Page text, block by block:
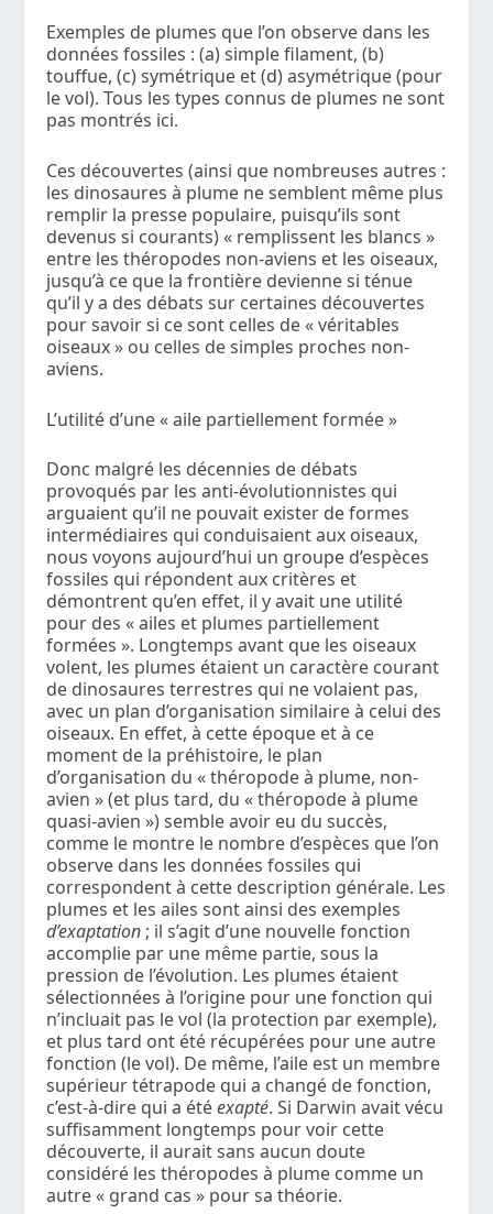
Exemples de plumes que l’on observe dans les
données fossiles : (a) simple filament, (b)
touffue, (c) symétrique et (d) asymétrique (pour
le vol). Tous les types connus de plumes ne sont
pas montrés ici.
Ces découvertes (ainsi que nombreuses autres :
les dinosaures à plume ne semblent même plus
remplir la presse populaire, puisqu’ils sont
devenus si courants) « remplissent les blancs »
entre les théropodes non-aviens et les oiseaux,
jusqu’à ce que la frontière devienne si ténue
qu’il y a des débats sur certaines découvertes
pour savoir si ce sont celles de « véritables
oiseaux » ou celles de simples proches non-
aviens.
L’utilité d’une « aile partiellement formée »
Donc malgré les décennies de débats
provoqués par les anti-évolutionnistes qui
arguaient qu’il ne pouvait exister de formes
intermédiaires qui conduisaient aux oiseaux,
nous voyons aujourd’hui un groupe d’espèces
fossiles qui répondent aux critères et
démontrent qu’en effet, il y avait une utilité
pour des « ailes et plumes partiellement
formées ». Longtemps avant que les oiseaux
volent, les plumes étaient un caractère courant
de dinosaures terrestres qui ne volaient pas,
avec un plan d’organisation similaire à celui des
oiseaux. En effet, à cette époque et à ce
moment de la préhistoire, le plan
d’organisation du « théropode à plume, non-
avien » (et plus tard, du « théropode à plume
quasi-avien ») semble avoir eu du succès,
comme le montre le nombre d’espèces que l’on
observe dans les données fossiles qui
correspondent à cette description générale. Les
plumes et les ailes sont ainsi des exemples
d’exaptation ; il s’agit d’une nouvelle fonction
accomplie par une même partie, sous la
pression de l’évolution. Les plumes étaient
sélectionnées à l’origine pour une fonction qui
n’incluait pas le vol (la protection par exemple),
et plus tard ont été récupérées pour une autre
fonction (le vol). De même, l’aile est un membre
supérieur tétrapode qui a changé de fonction,
c’est-à-dire qui a étéexapté. Si Darwin avait vécu
suffisamment longtemps pour voir cette
découverte, il aurait sans aucun doute
considéré les théropodes à plume comme un
autre « grand cas » pour sa théorie.